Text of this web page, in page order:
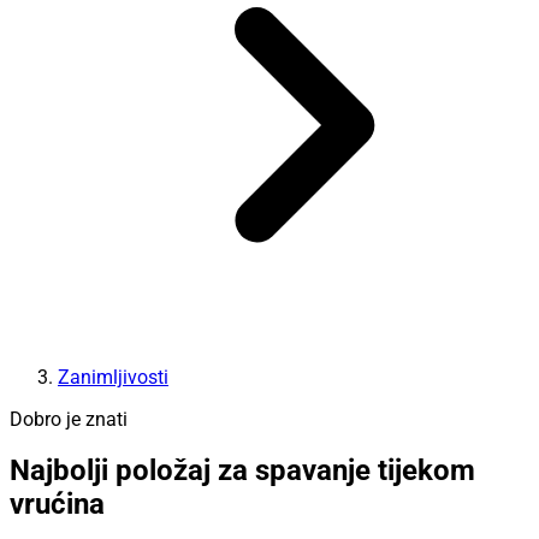
Zanimljivosti
Dobro je znati
Najbolji položaj za spavanje tijekom
vrućina